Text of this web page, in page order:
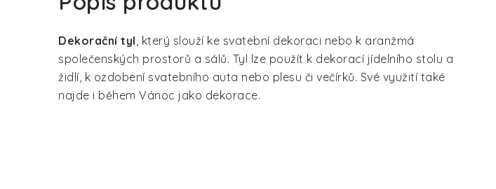
Dekorační tyl, který slouží ke svatební dekoraci nebo k aranžmá
společenských prostorů a sálů. Tyl lze použít k dekorací jídelního stolu a
židlí, k ozdobení svatebního auta nebo plesu či večírků. Své využití také
najde i během Vánoc jako dekorace.